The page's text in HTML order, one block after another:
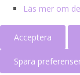
Läs mer om
Acceptera
Spara